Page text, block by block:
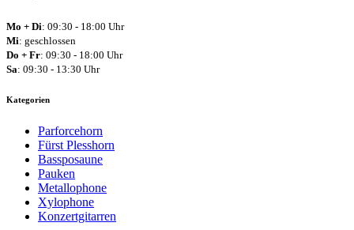
Mo + Di: 09:30 - 18:00 Uhr
Mi: geschlossen
Do + Fr: 09:30 - 18:00 Uhr
Sa: 09:30 - 13:30 Uhr
Kategorien
Parforcehorn
Fürst Plesshorn
Bassposaune
Pauken
Metallophone
Xylophone
Konzertgitarren